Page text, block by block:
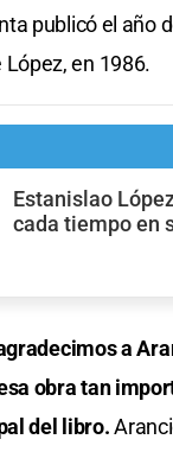
publicó el año
en 1986.
Estanislao
cada tiempo en
a
obra tan
del libro.